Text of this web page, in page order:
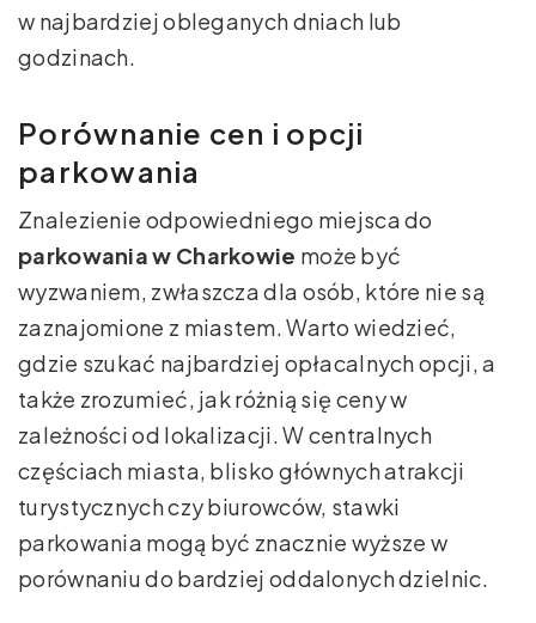
w najbardziej obleganych dniach lub
godzinach.
Porównanie cen i opcji
parkowania
Znalezienie odpowiedniego miejsca do
parkowania w Charkowie może być
wyzwaniem, zwłaszcza dla osób, które nie są
zaznajomione z miastem. Warto wiedzieć,
gdzie szukać najbardziej opłacalnych opcji, a
także zrozumieć, jak różnią się ceny w
zależności od lokalizacji. W centralnych
częściach miasta, blisko głównych atrakcji
turystycznych czy biurowców, stawki
parkowania mogą być znacznie wyższe w
porównaniu do bardziej oddalonych dzielnic.